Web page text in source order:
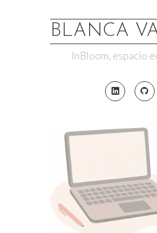
BLANCA
InBloom, espacio